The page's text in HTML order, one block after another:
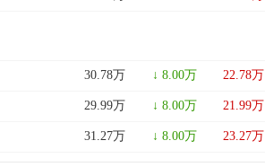
30.78万 ↓ 8.00万 22.78万
29.99万 ↓ 8.00万 21.99万
31.27万 ↓ 8.00万 23.27万